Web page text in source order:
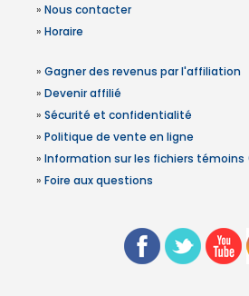
» Nous contacter
» Horaire
» Gagner des revenus par l'affiliation
» Devenir affilié
» Sécurité et confidentialité
» Politique de vente en ligne
» Information sur les fichiers témoins
» Foire aux questions